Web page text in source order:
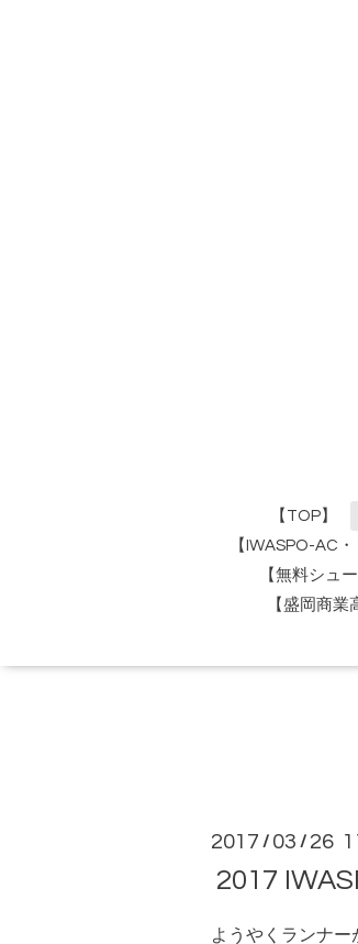
【TOP】
【IWASPO-AC
【無料シュ
【盛岡商業
2017 / 03 / 26
2017
ようやくランナー